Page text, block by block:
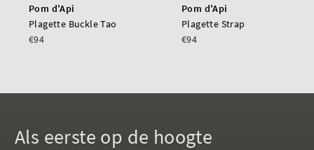
Pom d'Api
Plagette Buckle Tao
€94
Pom d'Api
Plagette Strap
€94
Als eerste op de hoogte